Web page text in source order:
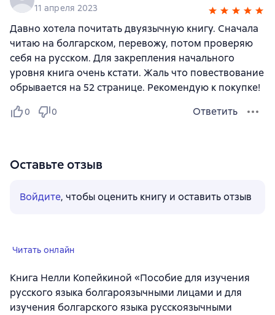
11 апреля 2023
Давно хотела почитать двуязычную книгу. Сначала
читаю на болгарском, перевожу, потом проверяю
себя на русском. Для закрепления начального
уровня книга очень кстати. Жаль что повествование
обрывается на 52 странице. Рекомендую к покупке!
0 0 Ответить
Оставьте отзыв
Войдите, чтобы оценить книгу и оставить отзыв
Читать онлайн
Книга Нелли Копейкиной «Пособие для изучения
русского языка болгароязычными лицами и для
изучения болгарского языка русскоязычными